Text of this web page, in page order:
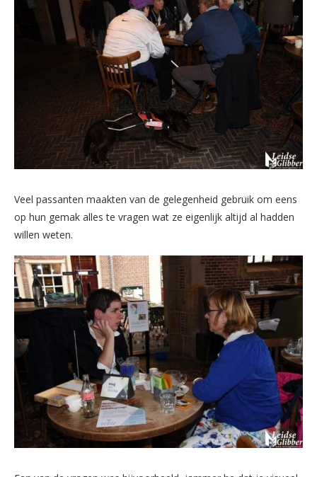
Veel passanten maakten van de gelegenheid gebruik om eens
op hun gemak alles te vragen wat ze eigenlijk altijd al hadden
willen weten.